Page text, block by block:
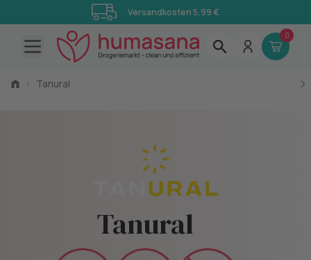
Versandkosten 5,99 €
Open main menu
0
› Tanural
Tanural